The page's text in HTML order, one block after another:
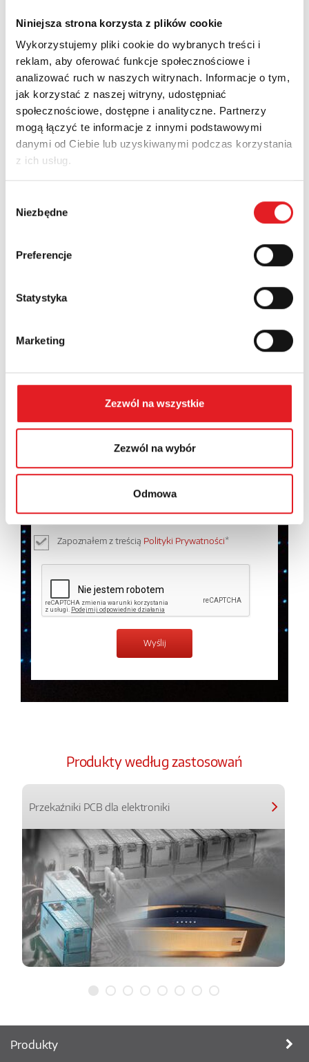
Niniejsza strona korzysta z plików cookie
Wykorzystujemy pliki cookie do wybranych treści i
reklam, aby oferować funkcje społecznościowe i
analizować ruch w naszych witrynach. Informacje o tym,
jak korzystać z naszej witryny, udostępniać
społecznościowe, dostępne i analityczne. Partnerzy
mogą łączyć te informacje z innymi podstawowymi
danymi od Ciebie lub uzyskiwanymi podczas korzystania
z ich usług.
zgody
Niezbędne
Preferencje
Statystyka
Marketing
Zezwól na wszystkie
Zezwól na wybór
Odmowa
Zapytaj o szczegóły oferty
Imię i nazwisko: *
Adres e-mail: *
Numer telefonu:
Wyrażam zgodę na przetwarzanie moich danych
temat przetwarzania danych osobowych w
prywatności.*
Zapoznałem z treścią Polityki Prywatności*
Produkty według zastosowań
Przekaźniki PCB dla elektroniki
Produkty